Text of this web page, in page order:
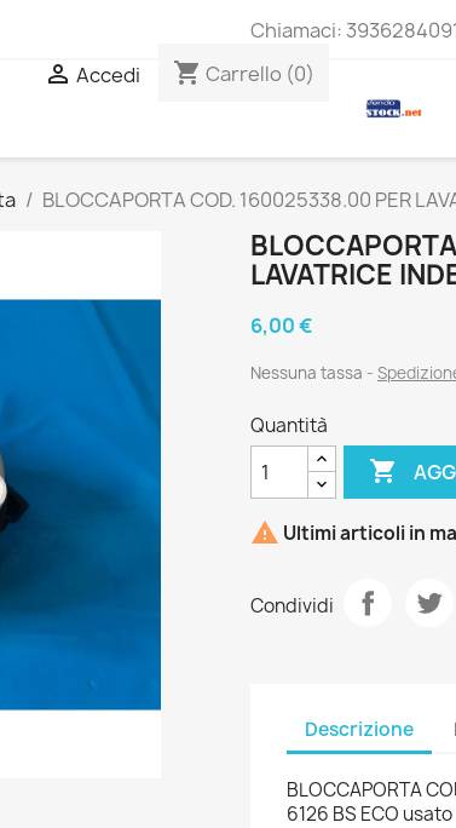
Chiamaci:
 Accedi shopping_cart Carrello (0)
BLOCCAPORTA COD. 160025338.00 PER
LAVATRICE
6,00 €
Nessuna tassa
Quantità

 Ultimi articoli in
Condividi
Descrizione
BLOCCAPORTA
6126 BS ECO usato